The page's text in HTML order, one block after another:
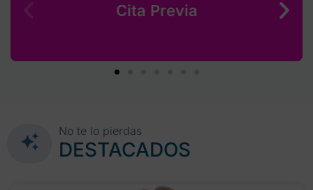
Cita Previa
No te lo pierdas
DESTACADOS